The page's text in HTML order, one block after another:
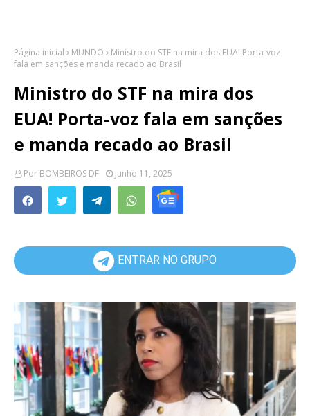
Página inicial MUNDO
Ministro do STF na mira dos EUA! Porta-voz
fala em sanções e manda recado ao Brasil
Ministro do STF na mira dos
EUA! Porta-voz fala em sanções
e manda recado ao Brasil
Por BOMBEIROS DF Junho 11, 2025
ENTRAR NO GRUPO